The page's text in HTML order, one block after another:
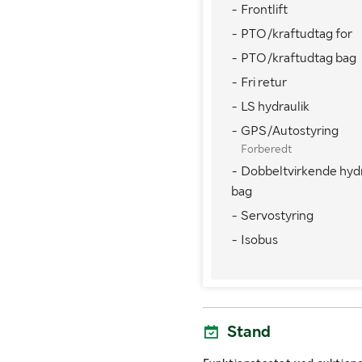
MÅL OG VÆGT:
Vægt i driftsklar stand (kg)
- Frontlift
- PTO/kraftudtag for
- PTO/kraftudtag bag
- Fri retur
- LS hydraulik
- GPS/Autostyring
Forberedt
- Dobbeltvirkende
bag
- Servostyring
- Isobus
Stand